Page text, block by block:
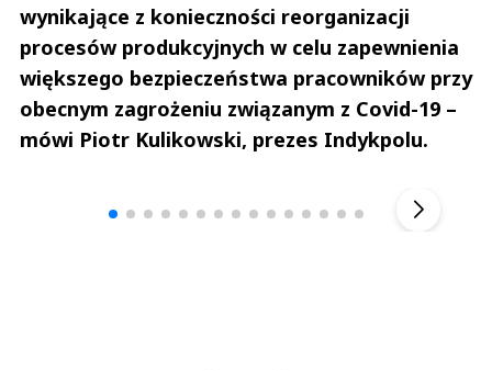
wynikające z konieczności reorganizacji
procesów produkcyjnych w celu zapewnienia
większego bezpieczeństwa pracowników przy
obecnym zagrożeniu związanym z Covid-19 –
mówi Piotr Kulikowski, prezes Indykpolu.